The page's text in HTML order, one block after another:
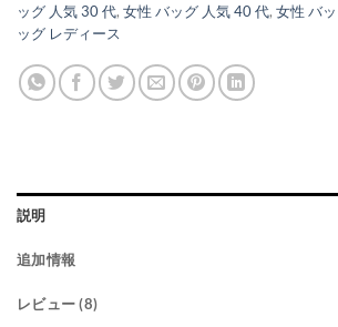
ッグ 人気 30 代, 女性 バッグ 人気 40 代, 女性 バ
ッグ レディース
説明
追加情報
レビュー (8)